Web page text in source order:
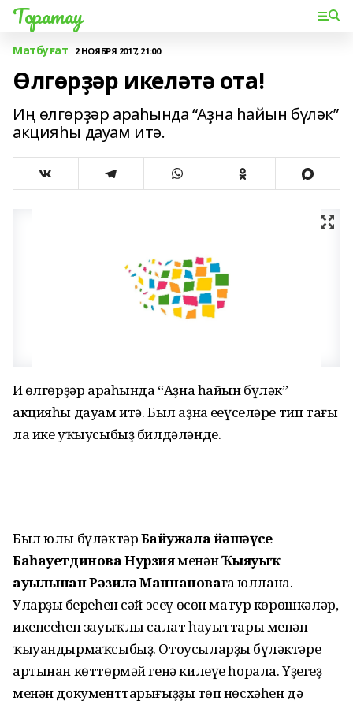
Торатау
Матбуғат 2 НОЯБРЯ 2017, 21:00
Өлгөрҙәр икеләтә ота!
Иң өлгөрҙәр араһында “Аҙна һайын бүләк”
акцияһы дауам итә.
Иң өлгөрҙәр араһында “Аҙна һайын бүләк”
акцияһы дауам итә. Был аҙна еңеүселәре тип тағы
ла ике уҡыусыбыҙ билдәләнде.
Был юлы бүләктәрБайғужала йәшәүсе
Баһауетдинова НурзияменәнҠыяуыҡ
ауылынан Рәзилә Маннановаға юллана.
Уларҙың береһен сәй эсеү өсөн матур көрөшкәләр,
икенсеһен зауыҡлы салат һауыттары менән
ҡыуандырмаҡсыбыҙ. Отоусыларҙың бүләктәре
артынан көттөрмәй генә килеүе һорала. Үҙегеҙ
менән документтарығыҙҙың төп нөсхәһен дә